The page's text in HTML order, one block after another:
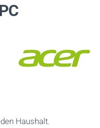
Haushalt.